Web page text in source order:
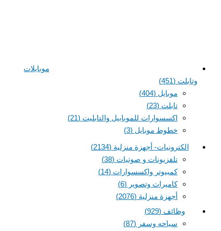
موبايلات
وتابلت (451)
موبايل (404)
تابلت (23)
اكسسوارات للموبابيل والتابليت (21)
خطوط موبايل (3)
الكترونيات- أجهزة منزلية (2134)
تلفزيونات و صوتيات (38)
كمبيوتر واكسسوارات (14)
كاميرات وتصوير (6)
أجهزة منزلية (2076)
وظائف (929)
سياحه وسفر (87)